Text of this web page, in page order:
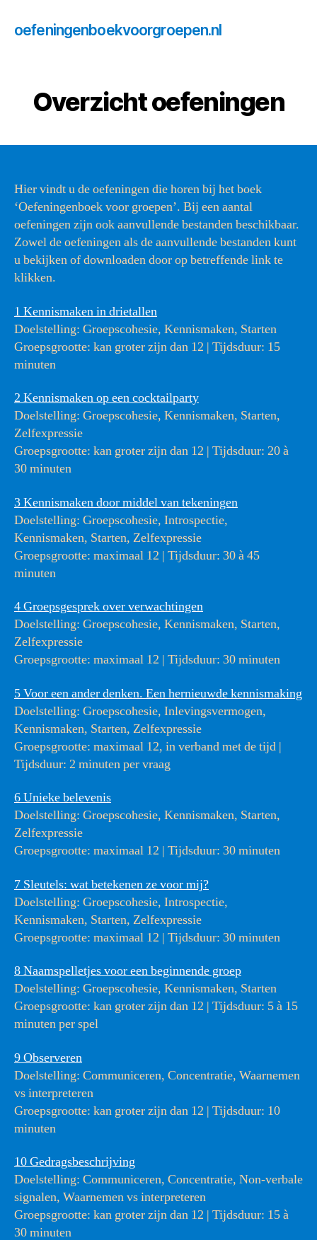
oefeningenboekvoorgroepen.nl
Overzicht oefeningen
Hier vindt u de oefeningen die horen bij het boek
‘Oefeningenboek voor groepen’. Bij een aantal
oefeningen zijn ook aanvullende bestanden beschikbaar.
Zowel de oefeningen als de aanvullende bestanden kunt
u bekijken of downloaden door op betreffende link te
klikken.
1 Kennismaken in drietallen
Doelstelling: Groepscohesie, Kennismaken, Starten
Groepsgrootte: kan groter zijn dan 12 | Tijdsduur: 15
minuten
2 Kennismaken op een cocktailparty
Doelstelling: Groepscohesie, Kennismaken, Starten,
Zelfexpressie
Groepsgrootte: kan groter zijn dan 12 | Tijdsduur: 20 à
30 minuten
3 Kennismaken door middel van tekeningen
Doelstelling: Groepscohesie, Introspectie,
Kennismaken, Starten, Zelfexpressie
Groepsgrootte: maximaal 12 | Tijdsduur: 30 à 45
minuten
4 Groepsgesprek over verwachtingen
Doelstelling: Groepscohesie, Kennismaken, Starten,
Zelfexpressie
Groepsgrootte: maximaal 12 | Tijdsduur: 30 minuten
5 Voor een ander denken. Een hernieuwde kennismaking
Doelstelling: Groepscohesie, Inlevingsvermogen,
Kennismaken, Starten, Zelfexpressie
Groepsgrootte: maximaal 12, in verband met de tijd |
Tijdsduur: 2 minuten per vraag
6 Unieke belevenis
Doelstelling: Groepscohesie, Kennismaken, Starten,
Zelfexpressie
Groepsgrootte: maximaal 12 | Tijdsduur: 30 minuten
7 Sleutels: wat betekenen ze voor mij?
Doelstelling: Groepscohesie, Introspectie,
Kennismaken, Starten, Zelfexpressie
Groepsgrootte: maximaal 12 | Tijdsduur: 30 minuten
8 Naamspelletjes voor een beginnende groep
Doelstelling: Groepscohesie, Kennismaken, Starten
Groepsgrootte: kan groter zijn dan 12 | Tijdsduur: 5 à 15
minuten per spel
9 Observeren
Doelstelling: Communiceren, Concentratie, Waarnemen
vs interpreteren
Groepsgrootte: kan groter zijn dan 12 | Tijdsduur: 10
minuten
10 Gedragsbeschrijving
Doelstelling: Communiceren, Concentratie, Non-verbale
signalen, Waarnemen vs interpreteren
Groepsgrootte: kan groter zijn dan 12 | Tijdsduur: 15 à
30 minuten